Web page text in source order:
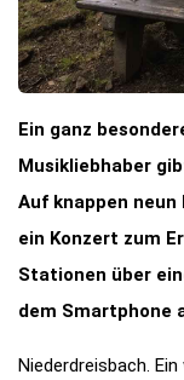
Ein ganz
Musikliebhaber
Auf knappen
ein Konzert zum
Stationen über
dem Smartphone
Niederdreisbach.